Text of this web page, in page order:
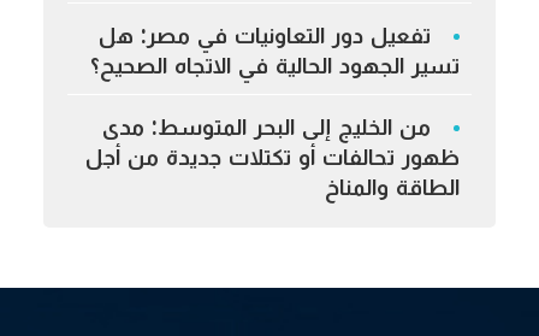
تفعيل دور التعاونيات في مصر: هل
تسير الجهود الحالية في الاتجاه الصحيح؟
من الخليج إلى البحر المتوسط: مدى
ظهور تحالفات أو تكتلات جديدة من أجل
الطاقة والمناخ